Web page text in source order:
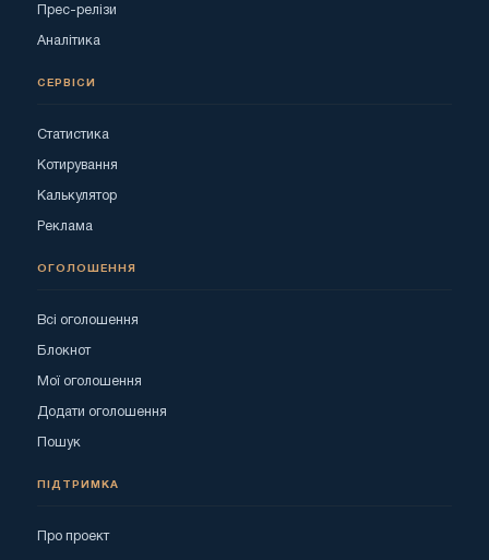
Прес-релізи
Аналітика
СЕРВІСИ
Статистика
Котирування
Калькулятор
Реклама
ОГОЛОШЕННЯ
Всі оголошення
Блокнот
Мої оголошення
Додати оголошення
Пошук
ПІДТРИМКА
Про проект